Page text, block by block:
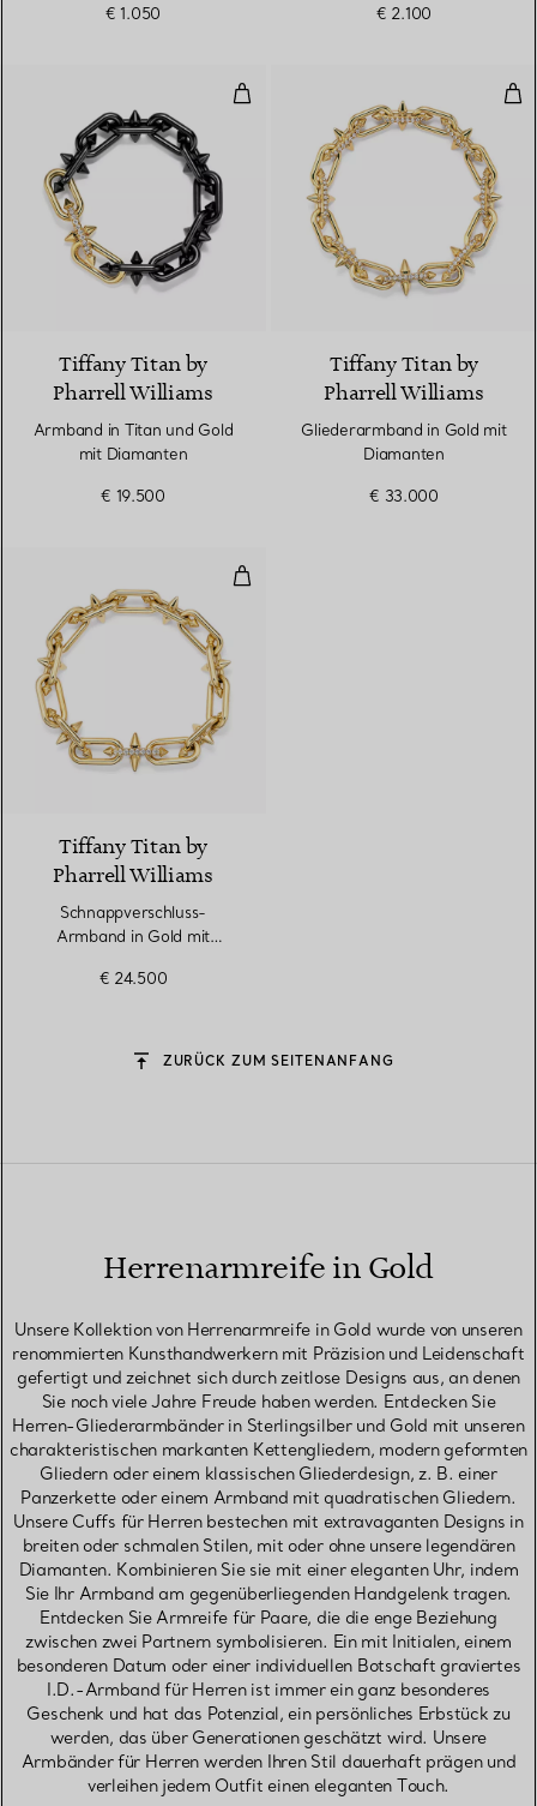
€ 1.050
€ 2.100
Armband in Titan und Gold mit
Tiffany Titan by
Pharrell Williams
Armband in Titan und Gold
mit Diamanten
€ 19.500
Tiffany Titan by
Pharrell Williams
Gliederarmband in Gold mit
Diamanten
€ 33.000
Schnappverschluss-Armband in
Tiffany Titan by
Pharrell Williams
Schnappverschluss-
Armband in Gold mit
€ 24.500
ZURÜCK ZUM SEITENANFANG
Herrenarmreife in Gold
Unsere Kollektion von Herrenarmreife in Gold wurde von unseren
renommierten Kunsthandwerkern mit Präzision und Leidenschaft
gefertigt und zeichnet sich durch zeitlose Designs aus, an denen
Sie noch viele Jahre Freude haben werden. Entdecken Sie
Herren-Gliederarmbänder in Sterlingsilber und Gold mit unseren
charakteristischen markanten Kettengliedern, modern geformten
Gliedern oder einem klassischen Gliederdesign, z. B. einer
Panzerkette oder einem Armband mit quadratischen Gliedern.
Unsere Cuffs für Herren bestechen mit extravaganten Designs in
breiten oder schmalen Stilen, mit oder ohne unsere legendären
Diamanten. Kombinieren Sie sie mit einer eleganten Uhr, indem
Sie Ihr Armband am gegenüberliegenden Handgelenk tragen.
Entdecken Sie Armreife für Paare, die die enge Beziehung
zwischen zwei Partnern symbolisieren. Ein mit Initialen, einem
besonderen Datum oder einer individuellen Botschaft graviertes
I.D.-Armband für Herren ist immer ein ganz besonderes
Geschenk und hat das Potenzial, ein persönliches Erbstück zu
werden, das über Generationen geschätzt wird. Unsere
Armbänder für Herren werden Ihren Stil dauerhaft prägen und
verleihen jedem Outfit einen eleganten Touch.